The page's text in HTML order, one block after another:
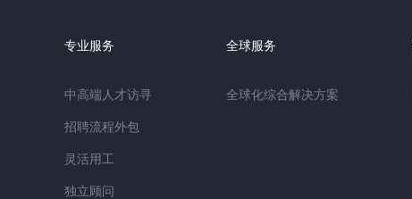
专业服务
中高端人才访寻
招聘流程外包
灵活用工
独立顾问
全球服务
全球化综合解决方案